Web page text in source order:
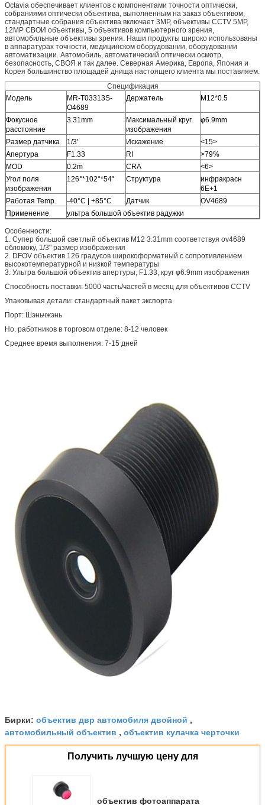
Octavia обеспечивает клиентов с компонентами точности оптически,
собраниями оптически объектива, выполненным на заказ объективом,
стандартные собрания объектива включает 3MP, объективы CCTV 5MP,
12MP СВОИ объективы, 5 объективов компьютерного зрения,
автомобильные объективы зрения. Наши продукты широко использованы
в аппаратурах точности, медицинском оборудовании, оборудовании
автоматизации. Автомобиль, автоматический оптически осмотр,
безопасность, СВОЯ и так далее. Северная Америка, Европа, Япония и
Корея большинство площадей днища настоящего клиента мы поставляем.
Спецификация
Модель
MR-T03313S-
O4689
Держатель M12*0.5
Фокусное
расстояние
3.31mm
Максимальный круг
изображения
φ6.9mm
Размер датчика 1/3' Искажение
<15>
Апертура
F1.33 RI
>79%
MOD
0.2m CRA
<6>
Угол поля
изображения
126°*102°*54° Структура
инфракрасн
6E+1
Работая Temp.
-40°C | +85°C Датчик
OV4689
Применение
ультра большой объектив радужки
Особенности:
1. Супер большой светлый объектив M12 3.31mm соответствуя ov4689
обломоку, 1/3" размер изображения
2. DFOV объектив 126 градусов широкоформатный с сопротивлением
высокотемпературной и низкой температуры
3. Ультра большой объектив апертуры, F1.33, круг φ6.9mm изображения
Способность поставки: 5000 часть/частей в месяц для объективов CCTV
Упаковывая детали: стандартный пакет экспорта
Порт: Шэньчжэнь
Но. работников в торговом отделе: 8-12 человек
Среднее время выполнения: 7-15 дней
Бирки: объектив двр автомобиля двойной ,
автомобильный объектив , объектив кулачка черточки
Получить лучшую цену для
объектив фотоаппарата